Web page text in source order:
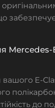
забезпечує
Mercedes-
E-
до